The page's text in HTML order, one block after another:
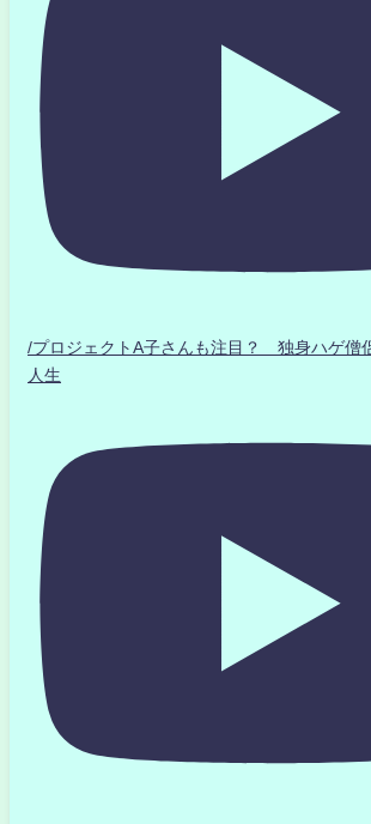
/プロジェクトA子さんも注目？ 独身ハゲ僧
人生